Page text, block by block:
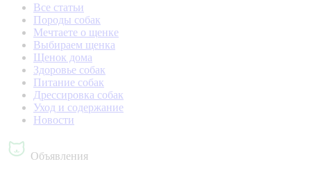
Все статьи
Породы собак
Мечтаете о щенке
Выбираем щенка
Щенок дома
Здоровье собак
Питание собак
Дрессировка собак
Уход и содержание
Новости
Объявления